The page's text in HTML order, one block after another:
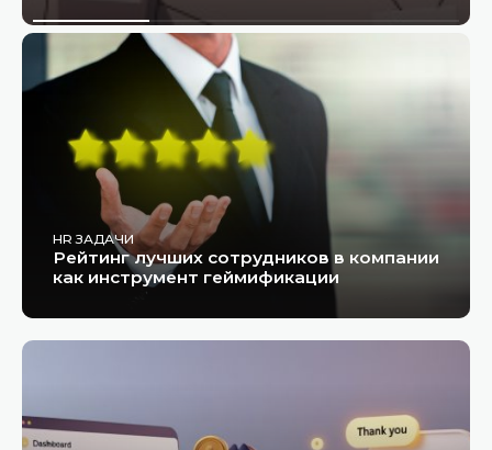
HR ЗАДАЧИ
Рейтинг лучших сотрудников в компании
как инструмент геймификации